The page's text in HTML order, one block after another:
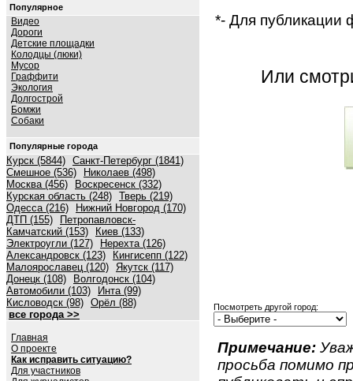
Популярное
Видео
Дороги
Детские площадки
Колодцы (люки)
Мусор
Граффити
Экология
Долгострой
Бомжи
Собаки
Популярные города
Курск (5844) Санкт-Петербург (1841)
Смешное (536)
Николаев (498)
Москва (456)
Воскресенск (332)
Курская область (248) Тверь (219)
Одесса (216)
Нижний Новгород (170)
ДТП (155)
Петропавловск-
Камчатский (153)
Киев (133)
Электроугли (127)
Нерехта (126)
Александровск (123)
Кингисепп (122)
Малоярославец (120) Якутск (117)
Донецк (108)
Волгодонск (104)
Автомобили (103)
Инта (99)
Кисловодск (98) Орёл (88)
все города >>
Главная
О проекте
Как исправить ситуацию?
Для участников
*- Для публикации
Или
Посмотреть другой город:
Примечание:
просьба помимо